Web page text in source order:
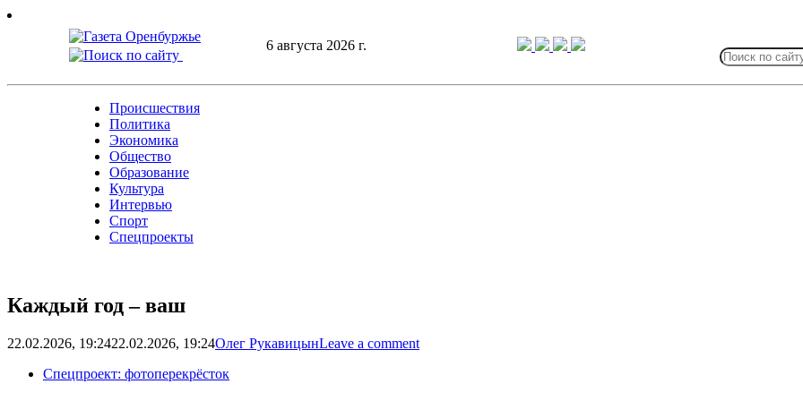
Skip
6 августа 2026 г.
for:
Происшествия
Политика
Экономика
Общество
Образование
Культура
Интервью
Спорт
Спецпроекты
Каждый год – ваш
22.02.2026, 19:2422.02.2026, 19:24Олег РукавицынLeave a comment
Спецпроект: фотоперекрёсток